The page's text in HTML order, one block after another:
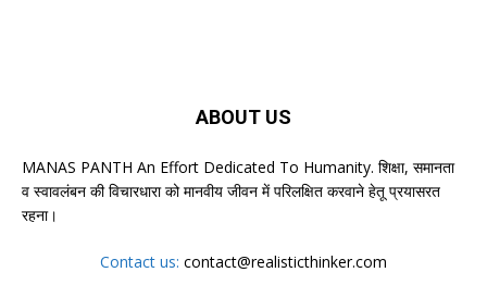
ABOUT US
MANAS PANTH An Effort Dedicated To Humanity. शिक्षा, समानता
व स्वावलंबन की विचारधारा को मानवीय जीवन में परिलक्षित करवाने हेतू प्रयासरत
रहना।
Contact us: contact@realisticthinker.com